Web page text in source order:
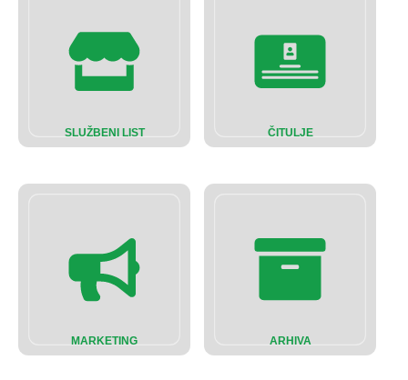
SLUŽBENI LIST ČITULJE
MARKETING ARHIVA